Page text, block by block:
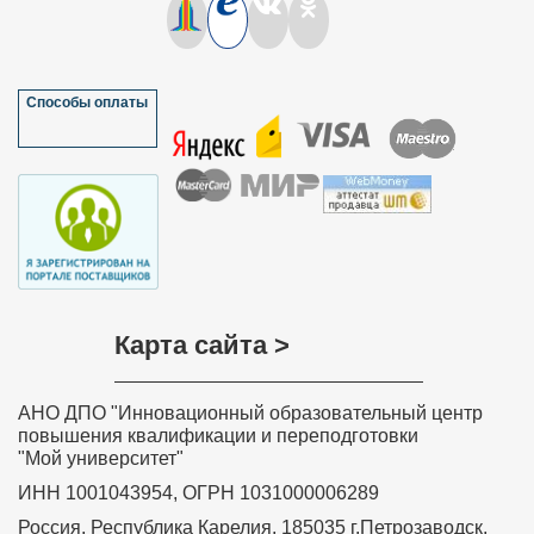
порекомендовала Ваш сайт не только педагогам
колледжа, но и педагогам края, так кА на базе нашего
колледжа проходил Фестиваль педагогических идей.
Мазулёва Ольга Ивановна, учитель
математики МОУ “Петропавловская
основная общеобразовательная школа”
Краснозерского района Новосибирской
области
Хочу выразить слова благодарности всем, кто
необходимы в повседневной преподавательской
Вашем курсе, будет очень полезна в моей
сказать, что все знания и теоретические навыки,
представленные в этом курсе, будут применяться
мной на практике в полном объеме. Я буду рада
принять участие в новых курсах, которые вы будете
Забелина Ирина Рашитовна,
Способы оплаты
Карта сайта >
АНО ДПО "Инновационный образовательный центр
повышения квалификации и переподготовки
"Мой университет"
ИНН 1001043954, ОГРН 1031000006289
Россия, Республика Карелия, 185035 г.Петрозаводск,